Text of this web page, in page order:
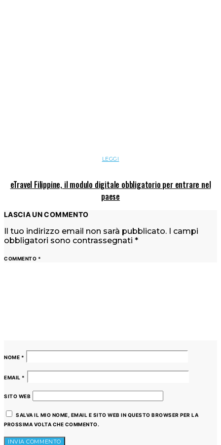
LEGGI
eTravel Filippine, il modulo digitale obbligatorio per entrare nel
paese
LASCIA UN COMMENTO
Il tuo indirizzo email non sarà pubblicato. I campi
obbligatori sono contrassegnati *
COMMENTO *
NOME *
EMAIL *
SITO WEB
SALVA IL MIO NOME, EMAIL E SITO WEB IN QUESTO BROWSER PER LA
PROSSIMA VOLTA CHE COMMENTO.